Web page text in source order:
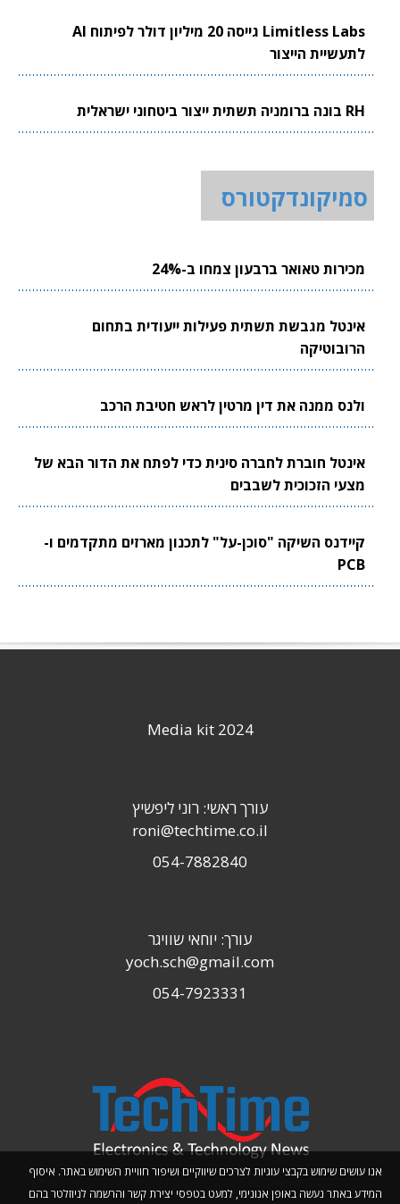
Limitless Labs גייסה 20 מיליון דולר לפיתוח AI
לתעשיית הייצור
RH בונה ברומניה תשתית ייצור ביטחוני ישראלית
סמיקונדקטורס
מכירות טאואר ברבעון צמחו ב-24%
אינטל מגבשת תשתית פעילות ייעודית בתחום
הרובוטיקה
ולנס ממנה את דין מרטין לראש חטיבת הרכב
אינטל חוברת לחברה סינית כדי לפתח את הדור הבא של
מצעי הזכוכית לשבבים
קיידנס השיקה "סוכן-על" לתכנון מארזים מתקדמים ו-
PCB
אנו עושים שימוש בקבצי עוגיות לצרכים שיווקיים ושיפור חוויית השימוש באתר. איסוף
המידע באתר נעשה באופן אנונימי, למעט בטפסי יצירת קשר והרשמה לניוזלטר בהם
Media kit 2024
עורך ראשי: רוני ליפשיץ
roni@techtime.co.il
054-7882840
עורך: יוחאי שוויגר
yoch.sch@gmail.com
054-7923331